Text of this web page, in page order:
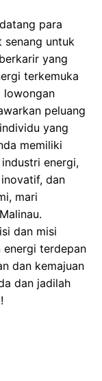
para
senang untuk
yang
terkemuka
lowongan
peluang
yang
memiliki
energi,
dan
mari
dan misi
energi terdepan
dan kemajuan
dan jadilah